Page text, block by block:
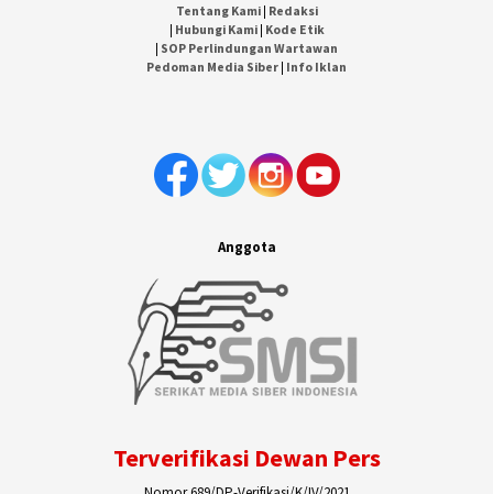
Tentang Kami| Redaksi
| Hubungi Kami| Kode Etik
| SOP Perlindungan Wartawan
Pedoman Media Siber | Info Iklan
Anggota
Terverifikasi Dewan Pers